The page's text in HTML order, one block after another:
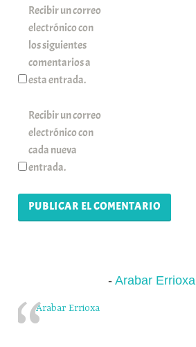
Recibir un correo
electrónico con
los siguientes
comentarios a
esta entrada.
Recibir un correo
electrónico con
cada nueva
entrada.
Arabar Errioxa
Arabar Errioxa